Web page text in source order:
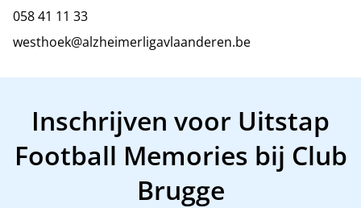
058 41 11 33
westhoek@alzheimerligavlaanderen.be
Inschrijven voor Uitstap
Football Memories bij Club
Brugge